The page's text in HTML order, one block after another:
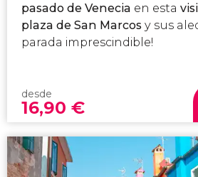
pasado de Venecia en esta
plaza de San Marcos y sus
parada imprescindible!
desde
16,90 €